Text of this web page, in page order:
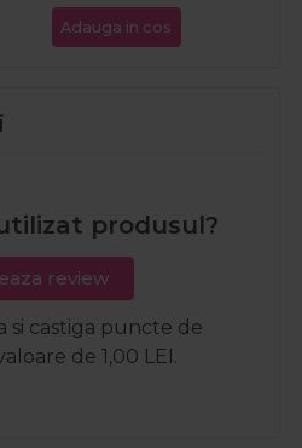
Adauga in cos
produsul?
review
si castiga puncte de
de 1,00 LEI.